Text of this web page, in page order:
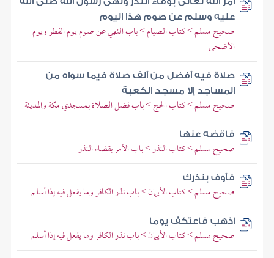
عليه وسلم عن صوم هذا اليوم
صحيح مسلم > كتاب الصيام > باب النهي عن صوم يوم الفطر ويوم
الأضحى
صلاة فيه أفضل من ألف صلاة فيما سواه من
المساجد إلا مسجد الكعبة
صحيح مسلم > كتاب الحج > باب فضل الصلاة بمسجدي مكة والمدينة
فاقضه عنها
صحيح مسلم > كتاب النذر > باب الأمر بقضاء النذر
فأوف بنذرك
صحيح مسلم > كتاب الأيمان > باب نذر الكافر وما يفعل فيه إذا أسلم
اذهب فاعتكف يوما
صحيح مسلم > كتاب الأيمان > باب نذر الكافر وما يفعل فيه إذا أسلم